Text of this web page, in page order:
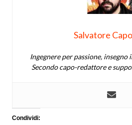
Salvatore
Ingegnere per passione, insegno
Secondo capo-redattore e
Condividi: